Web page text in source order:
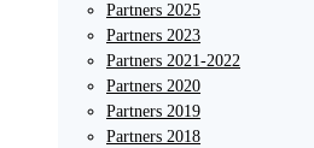
Partners 2025
Partners 2023
Partners 2021-2022
Partners 2020
Partners 2019
Partners 2018